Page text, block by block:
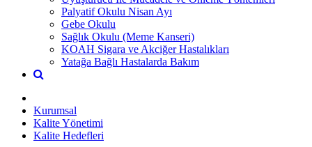
Palyatif Okulu Nisan Ayı
Gebe Okulu
Sağlık Okulu (Meme Kanseri)
KOAH Sigara ve Akciğer Hastalıkları
Yatağa Bağlı Hastalarda Bakım
Kurumsal
Kalite Yönetimi
Kalite Hedefleri